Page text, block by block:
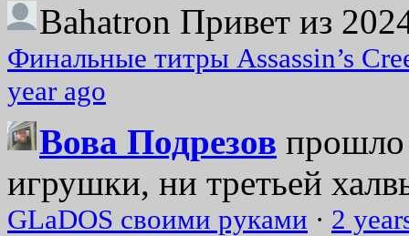
Bahatron Привет из
Финальные титры Assassin’s
year ago
Вова Подрезов прошло
игрушки, ни третьей
GLaDOS своими руками · 2